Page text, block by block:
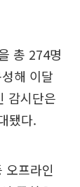
총 274명
해 이달
감시단은
됐다.
오프라인